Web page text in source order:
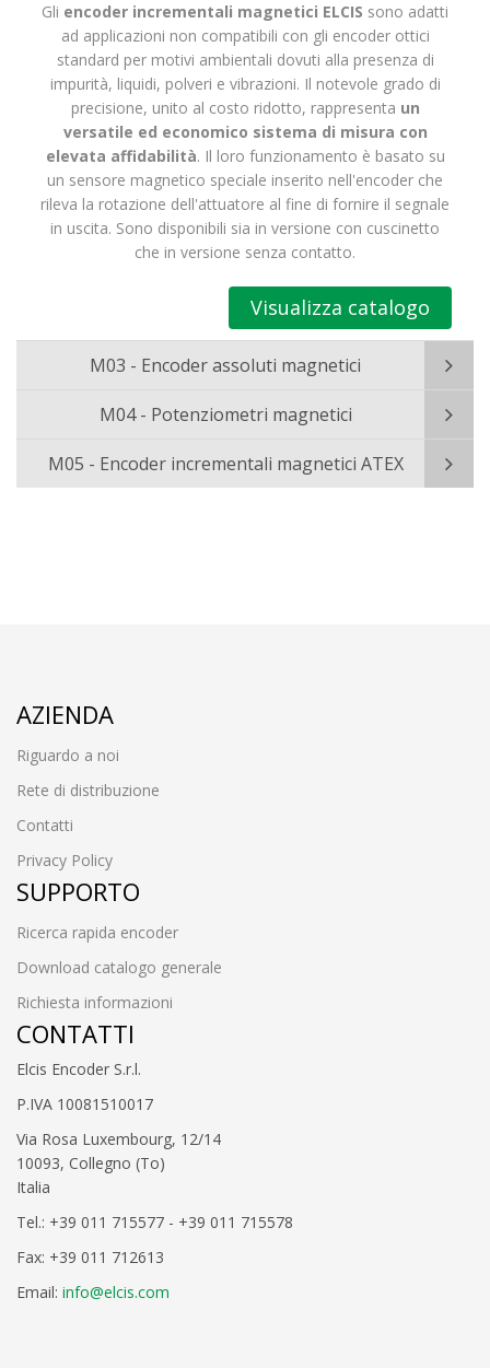
Gli encoder incrementali magnetici ELCIS sono adatti
ad applicazioni non compatibili con gli encoder ottici
standard per motivi ambientali dovuti alla presenza di
impurità, liquidi, polveri e vibrazioni. Il notevole grado di
precisione, unito al costo ridotto, rappresenta un
versatile ed economico sistema di misura con
elevata affidabilità. Il loro funzionamento è basato su
un sensore magnetico speciale inserito nell'encoder che
rileva la rotazione dell'attuatore al fine di fornire il segnale
in uscita. Sono disponibili sia in versione con cuscinetto
che in versione senza contatto.
Visualizza catalogo
M03 - Encoder assoluti magnetici
M04 - Potenziometri magnetici
M05 - Encoder incrementali magnetici ATEX
AZIENDA
Riguardo a noi
Rete di distribuzione
Contatti
Privacy Policy
SUPPORTO
Ricerca rapida encoder
Download catalogo generale
Richiesta informazioni
CONTATTI
Elcis Encoder S.r.l.
P.IVA 10081510017
Via Rosa Luxembourg, 12/14
10093, Collegno (To)
Italia
Tel.: +39 011 715577 - +39 011 715578
Fax: +39 011 712613
Email: info@elcis.com